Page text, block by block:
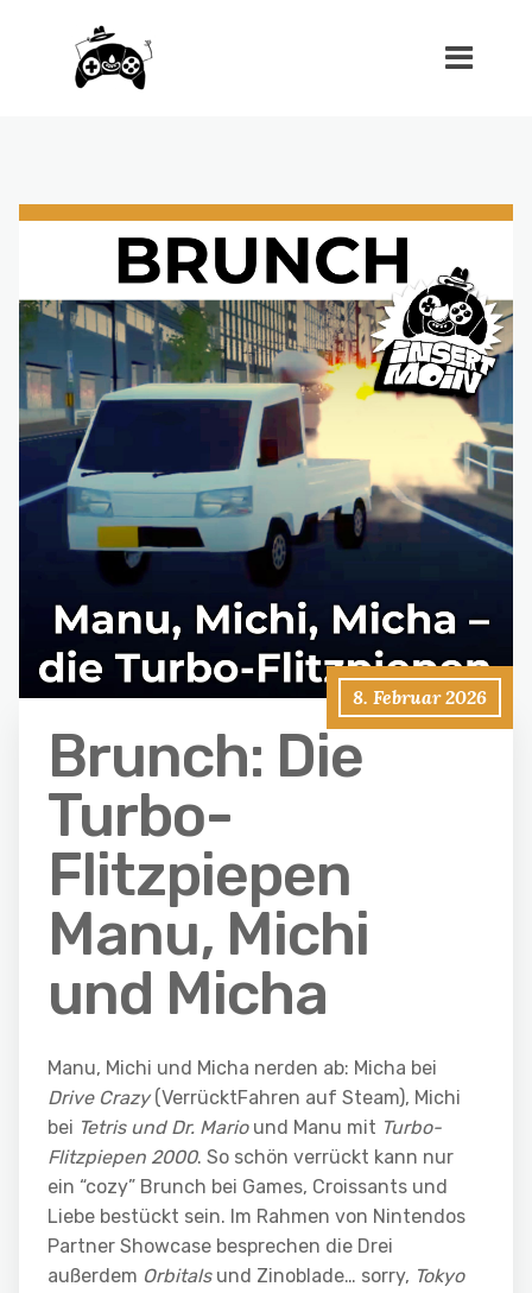
8. Februar 2026
Brunch: Die
Turbo-
Flitzpiepen
Manu, Michi
und Micha
Manu, Michi und Micha nerden ab: Micha bei
Drive Crazy(VerrücktFahren auf Steam), Michi
bei Tetris und Dr. Mariound Manu mit Turbo-
Flitzpiepen 2000. So schön verrückt kann nur
ein “cozy” Brunch bei Games, Croissants und
Liebe bestückt sein. Im Rahmen von Nintendos
Partner Showcase besprechen die Drei
außerdem Orbitalsund Zinoblade… sorry, Tokyo